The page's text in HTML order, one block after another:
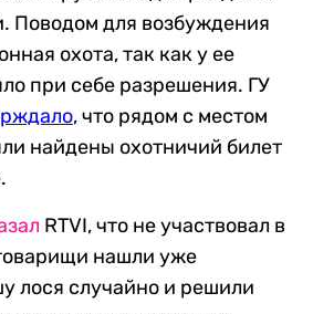
Поводом для возбуждения
охота, так как у ее
при себе разрешения. ГУ
о, что рядом с местом
найдены охотничий билет
RTVI, что не участвовал в
нашли уже
лося случайно и решили